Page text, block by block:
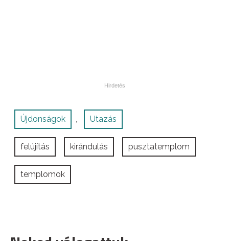
Újdonságok , Utazás
felújítás kirándulás pusztatemplom
templomok